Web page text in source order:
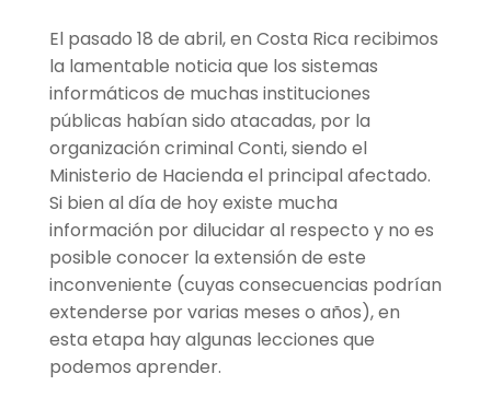
El pasado 18 de abril, en Costa Rica recibimos
la lamentable noticia que los sistemas
informáticos de muchas instituciones
públicas habían sido atacadas, por la
organización criminal Conti, siendo el
Ministerio de Hacienda el principal afectado.
Si bien al día de hoy existe mucha
información por dilucidar al respecto y no es
posible conocer la extensión de este
inconveniente (cuyas consecuencias podrían
extenderse por varias meses o años), en
esta etapa hay algunas lecciones que
podemos aprender.